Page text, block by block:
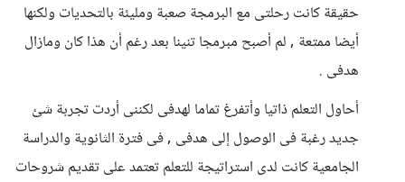
حقيقة كانت رحلتى مع البرمجة صعبة ومليئة بالتحديات ولكنها
أيضا ممتعة , لم أصبح مبرمجا تنينا بعد رغم أن هذا كان ومازال
هدفى .
أحاول التعلم ذاتيا وأتفرغ تماما لهدفى لكننى أردت تجربة شئ
جديد رغبة فى الوصول إلى هدفى , فى فترة الثانوية والدراسة
الجامعية كانت لدى استراتيجة للتعلم تعتمد على تقديم شروحات